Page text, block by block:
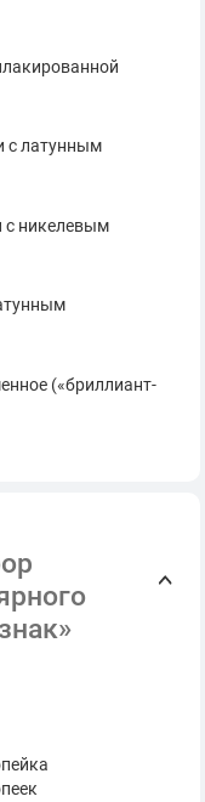
с латунным
с никелевым
(«бриллиант-